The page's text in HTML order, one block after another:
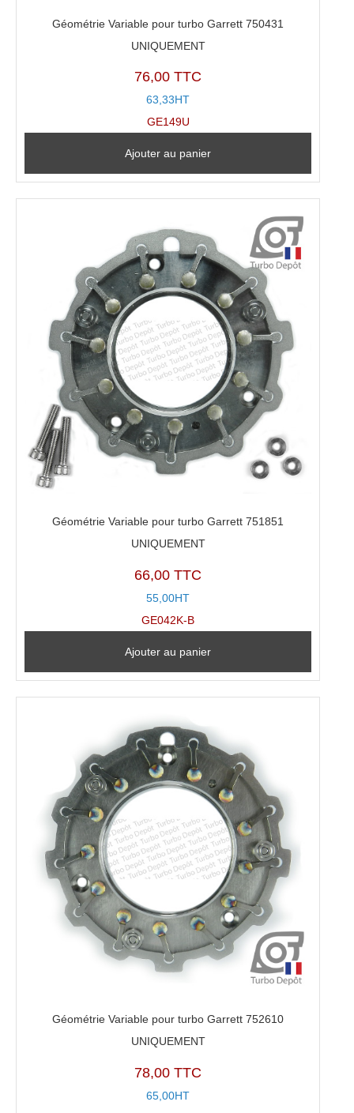
Géométrie Variable pour turbo Garrett 750431
UNIQUEMENT
76,00 TTC
63,33HT
GE149U
Ajouter au panier
Géométrie Variable pour turbo Garrett 751851
UNIQUEMENT
66,00 TTC
55,00HT
GE042K-B
Ajouter au panier
Géométrie Variable pour turbo Garrett 752610
UNIQUEMENT
78,00 TTC
65,00HT